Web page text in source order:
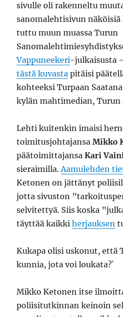
sivulle oli rakenneltu
sanomalehtisivun
tuttu muun muassa Turun
Vappuneekeri-julkaisusta
tästä kuvasta pitäisi
kohteeksi Turpaan
kylän mahtimedian, Turun
Lehti kuitenkin imaisi
toimitusjohtajansaMikko
päätoimittajansaKari
sieraimilla.Aamulehden
Ketonen on jättänyt
jotta sivuston
selvitettyä. Siis koska
täyttää kaikkiherjauksen
Kukapa olisi uskonut, että
kunnia, jota voi loukata?`
Mikko Ketonen itse
poliisitutkinnan keinoin